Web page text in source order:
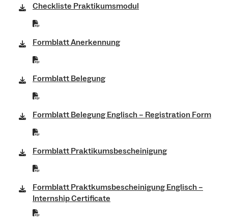
Checkliste Praktikumsmodul
Formblatt Anerkennung
Formblatt Belegung
Formblatt Belegung Englisch – Registration Form
Formblatt Praktikumsbescheinigung
Formblatt Praktkumsbescheinigung Englisch –
Internship Certificate